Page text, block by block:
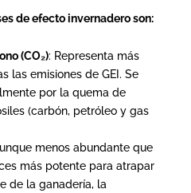
de efecto invernadero son:
(CO₂): Representa más
las emisiones de GEI. Se
por la quema de
(carbón, petróleo y gas
menos abundante que
más potente para atrapar
de la ganadería, la